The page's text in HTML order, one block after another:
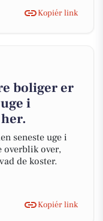
Kopiér link
boliger er
i
seneste uge i
overblik over,
de koster.
Kopiér link